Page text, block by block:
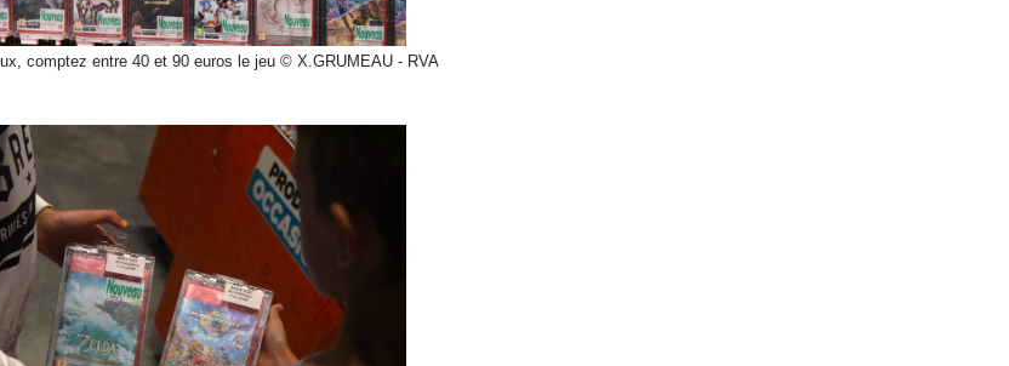
comptez entre 40 et 90 euros le jeu © X.GRUMEAU - RVA